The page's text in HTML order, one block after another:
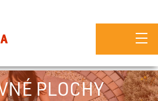
PLOCHY